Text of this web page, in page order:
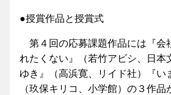
●授賞作品と授賞式
第４回の応募課題作品には『会
れたくない』（若竹アビシ、日本
ゆき』（高浜寛、リイド社）『い
（玖保キリコ、小学館）の３作品